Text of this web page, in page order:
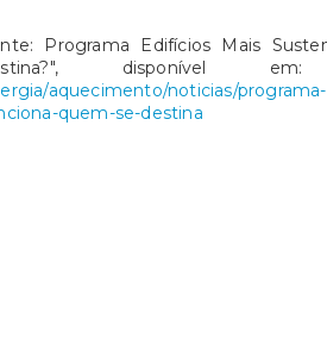
Programa Edifícios Mais
disponível
aquecimento/noticias/
quem-se-destina